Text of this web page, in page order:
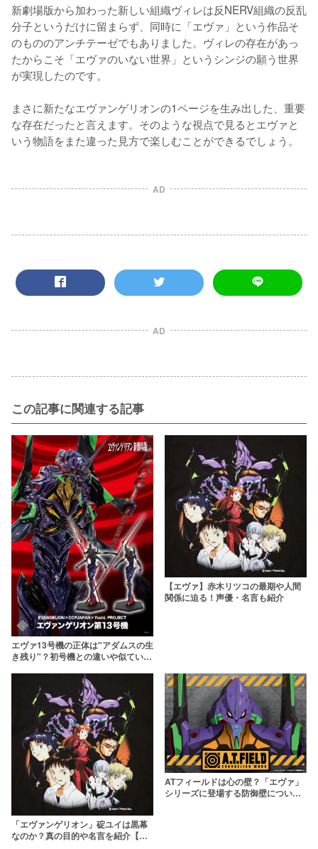
新劇場版から加わった新しい組織ヴィレは反NERV組織の反乱
分子というだけに留まらず、同時に「エヴァ」という作品そ
のもののアンチテーゼでもありました。ヴィレの存在があっ
たからこそ「エヴァのいない世界」というシンジの願う世界
が実現したのです。
まさに新たなエヴァンゲリオンの1ページを生み出した、重要
な存在だったと言えます。そのような視点で見るとエヴァと
いう物語をまた違った見方で楽しむことができるでしょう。
AD
AD
この記事に関連する記事
エヴァ13号機の正体は"アダムスの生
き残り"？初号機との違いや似ている
【エヴァ】赤木リツコの最期や人間
関係に迫る！声優・名言も紹介
「エヴァンゲリオン」碇ユイは黒幕
なのか？真の目的や名言を紹介【シ
ATフィールドは心の壁？「エヴァ」
シリーズに登場する防御壁について